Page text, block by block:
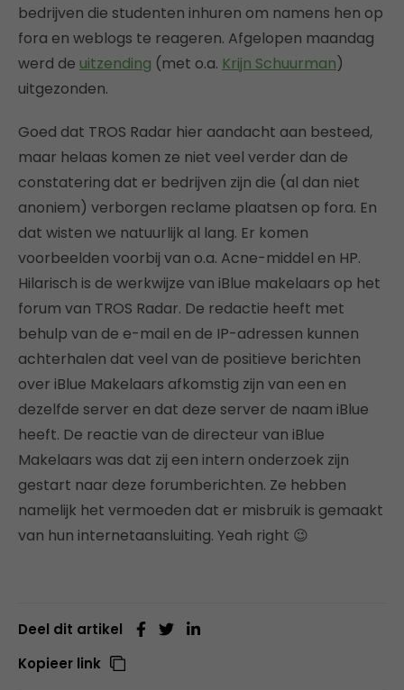
bedrijven die studenten inhuren om namens hen op
fora en weblogs te reageren. Afgelopen maandag
werd de uitzending (met o.a. Krijn Schuurman)
uitgezonden.
Goed dat TROS Radar hier aandacht aan besteed,
maar helaas komen ze niet veel verder dan de
constatering dat er bedrijven zijn die (al dan niet
anoniem) verborgen reclame plaatsen op fora. En
dat wisten we natuurlijk al lang. Er komen
voorbeelden voorbij van o.a. Acne-middel en HP.
Hilarisch is de werkwijze van iBlue makelaars op het
forum van TROS Radar. De redactie heeft met
behulp van de e-mail en de IP-adressen kunnen
achterhalen dat veel van de positieve berichten
over iBlue Makelaars afkomstig zijn van een en
dezelfde server en dat deze server de naam iBlue
heeft. De reactie van de directeur van iBlue
Makelaars was dat zij een intern onderzoek zijn
gestart naar deze forumberichten. Ze hebben
namelijk het vermoeden dat er misbruik is gemaakt
van hun internetaansluiting. Yeah right 😉
Deel dit artikel
Kopieer link